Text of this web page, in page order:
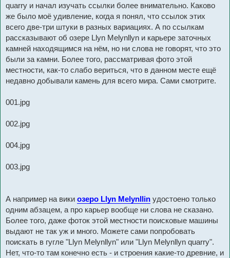
quarry и начал изучать ссылки более внимательно. Каково
же было моё удивление, когда я понял, что ссылок этих
всего две-три штуки в разных вариациях. А по ссылкам
рассказывают об озере Llyn Melynllyn и карьере заточных
камней находящимся на нём, но ни слова не говорят, что это
были за камни. Более того, рассматривая фото этой
местности, как-то слабо вериться, что в данном месте ещё
недавно добывали камень для всего мира. Сами смотрите.
001.jpg
002.jpg
004.jpg
003.jpg
А например на вики озеро Llyn Melynllin удостоено только
одним абзацем, а про карьер вообще ни слова не сказано.
Более того, даже фоток этой местности поисковые машины
выдают не так уж и много. Можете сами попробовать
поискать в гугле "Llyn Melynllyn" или "Llyn Melynllyn quarry".
Нет, что-то там конечно есть - и строения какие-то древние, и